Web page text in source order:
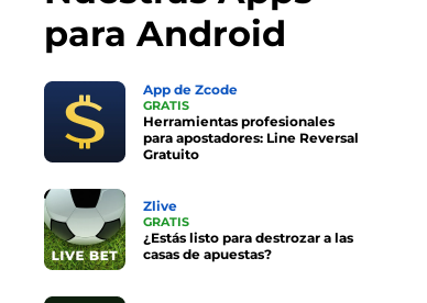
para Android
App de Zcode
GRATIS
Herramientas profesionales
para apostadores: Line Reversal
Gratuito
Zlive
GRATIS
¿Estás listo para destrozar a las
casas de apuestas?